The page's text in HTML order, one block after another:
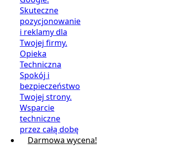
Skuteczne
pozycjonowanie
i reklamy dla
Twojej firmy.
Opieka
Techniczna
Spokój i
bezpieczeństwo
Twojej strony.
Wsparcie
techniczne
przez całą dobę
Darmowa wycena!